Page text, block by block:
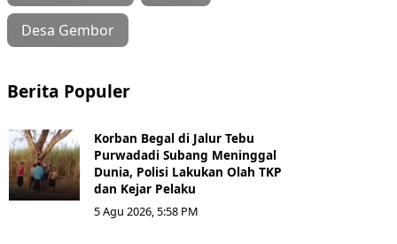
Desa Gembor
Berita Populer
Korban Begal di Jalur Tebu
Purwadadi Subang Meninggal
Dunia, Polisi Lakukan Olah TKP
dan Kejar Pelaku
5 Agu 2026, 5:58 PM